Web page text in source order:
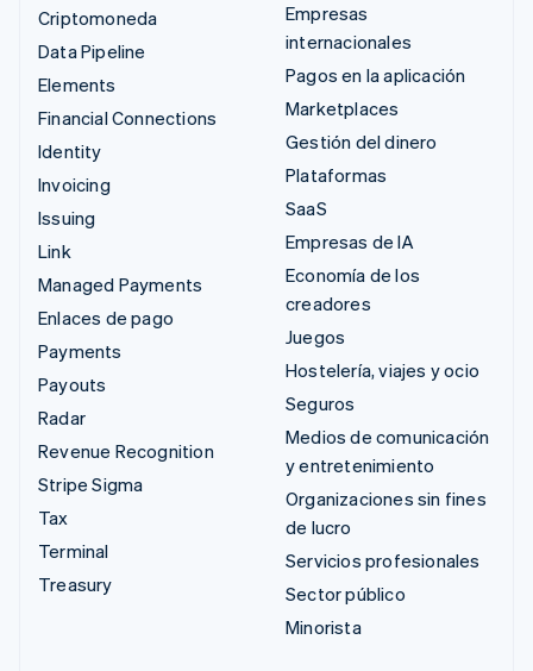
Criptomoneda
Data Pipeline
Elements
Financial Connections
Identity
Invoicing
Issuing
Link
Managed Payments
Enlaces de pago
Payments
Payouts
Radar
Revenue Recognition
Stripe Sigma
Tax
Terminal
Treasury
Empresas
internacionales
Pagos en la aplicación
Marketplaces
Gestión del dinero
Plataformas
SaaS
Empresas de IA
Economía de los
creadores
Juegos
Hostelería, viajes y ocio
Seguros
Medios de comunicación
y entretenimiento
Organizaciones sin fines
de lucro
Servicios profesionales
Sector público
Minorista